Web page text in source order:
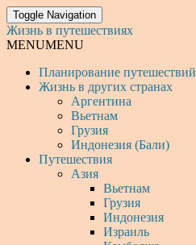
Toggle Navigation
Жизнь в путешествиях
MENUMENU
Планирование путешествий
Жизнь в других странах
Аргентина
Вьетнам
Грузия
Индонезия (Бали)
Путешествия
Азия
Вьетнам
Грузия
Индонезия
Израиль